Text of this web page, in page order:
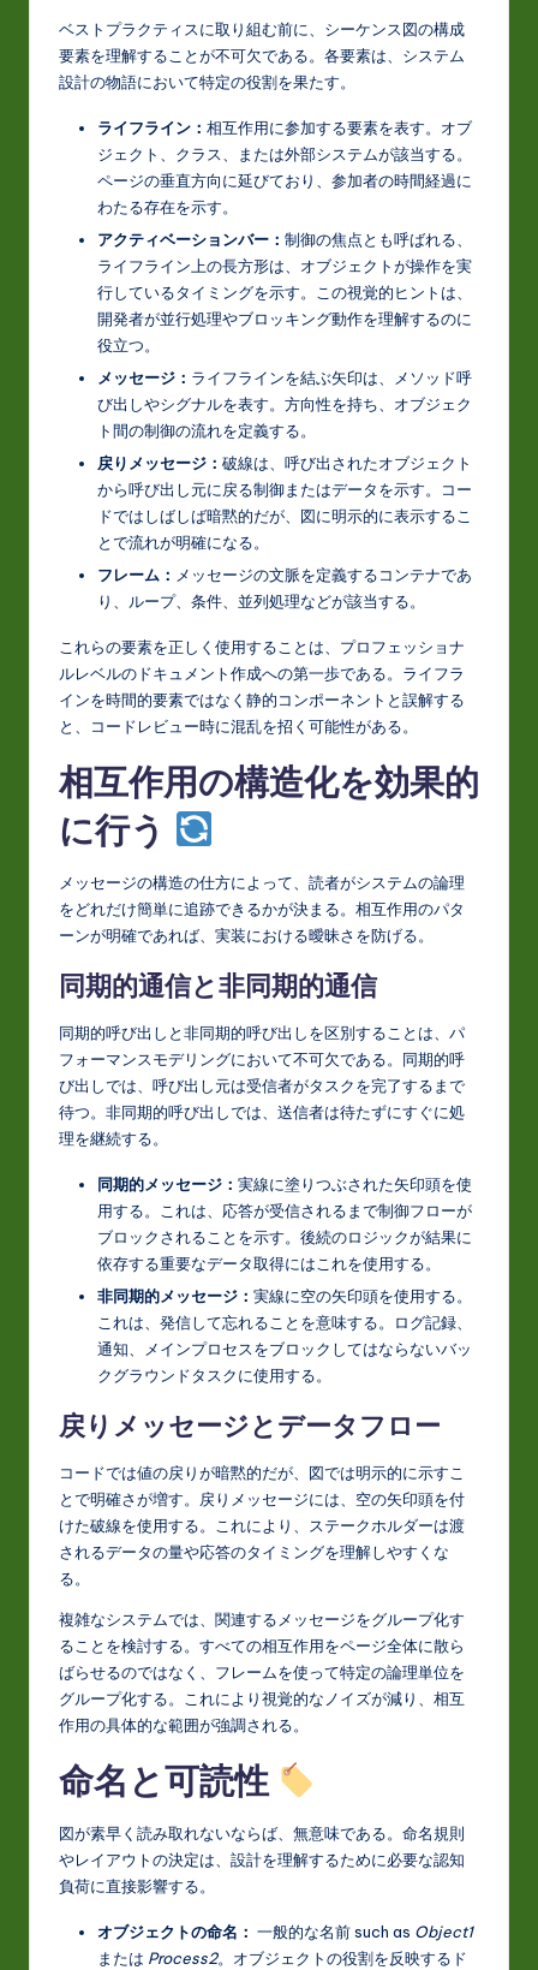
w
ベストプラクティスに取り組む前に、シーケンス図の構成
要素を理解することが不可欠である。各要素は、システム
設計の物語において特定の役割を果たす。
ライフライン： 相互作用に参加する要素を表す。オブ
ジェクト、クラス、または外部システムが該当する。
ページの垂直方向に延びており、参加者の時間経過に
わたる存在を示す。
アクティベーションバー： 制御の焦点とも呼ばれる、
ライフライン上の長方形は、オブジェクトが操作を実
行しているタイミングを示す。この視覚的ヒントは、
開発者が並行処理やブロッキング動作を理解するのに
役立つ。
メッセージ： ライフラインを結ぶ矢印は、メソッド呼
び出しやシグナルを表す。方向性を持ち、オブジェク
ト間の制御の流れを定義する。
戻りメッセージ： 破線は、呼び出されたオブジェクト
から呼び出し元に戻る制御またはデータを示す。コー
ドではしばしば暗黙的だが、図に明示的に表示するこ
とで流れが明確になる。
フレーム： メッセージの文脈を定義するコンテナであ
り、ループ、条件、並列処理などが該当する。
これらの要素を正しく使用することは、プロフェッショナ
ルレベルのドキュメント作成への第一歩である。ライフラ
インを時間的要素ではなく静的コンポーネントと誤解する
と、コードレビュー時に混乱を招く可能性がある。
相互作用の構造化を効果的
に行う
メッセージの構造の仕方によって、読者がシステムの論理
をどれだけ簡単に追跡できるかが決まる。相互作用のパタ
ーンが明確であれば、実装における曖昧さを防げる。
同期的通信と非同期的通信
同期的呼び出しと非同期的呼び出しを区別することは、パ
フォーマンスモデリングにおいて不可欠である。同期的呼
び出しでは、呼び出し元は受信者がタスクを完了するまで
待つ。非同期的呼び出しでは、送信者は待たずにすぐに処
理を継続する。
同期的メッセージ： 実線に塗りつぶされた矢印頭を使
用する。これは、応答が受信されるまで制御フローが
ブロックされることを示す。後続のロジックが結果に
依存する重要なデータ取得にはこれを使用する。
非同期的メッセージ： 実線に空の矢印頭を使用する。
これは、発信して忘れることを意味する。ログ記録、
通知、メインプロセスをブロックしてはならないバッ
クグラウンドタスクに使用する。
戻りメッセージとデータフロー
コードでは値の戻りが暗黙的だが、図では明示的に示すこ
とで明確さが増す。戻りメッセージには、空の矢印頭を付
けた破線を使用する。これにより、ステークホルダーは渡
されるデータの量や応答のタイミングを理解しやすくな
る。
複雑なシステムでは、関連するメッセージをグループ化す
ることを検討する。すべての相互作用をページ全体に散ら
ばらせるのではなく、フレームを使って特定の論理単位を
グループ化する。これにより視覚的なノイズが減り、相互
作用の具体的な範囲が強調される。
命名と可読性
図が素早く読み取れないならば、無意味である。命名規則
やレイアウトの決定は、設計を理解するために必要な認知
負荷に直接影響する。
オブジェクトの命名： 一般的な名前 such as Object1
または Process2。オブジェクトの役割を反映するド